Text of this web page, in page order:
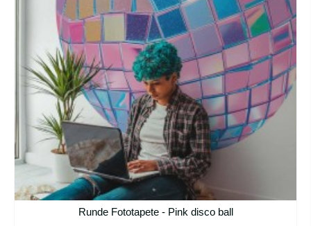
Runde Fototapete - Pink disco ball